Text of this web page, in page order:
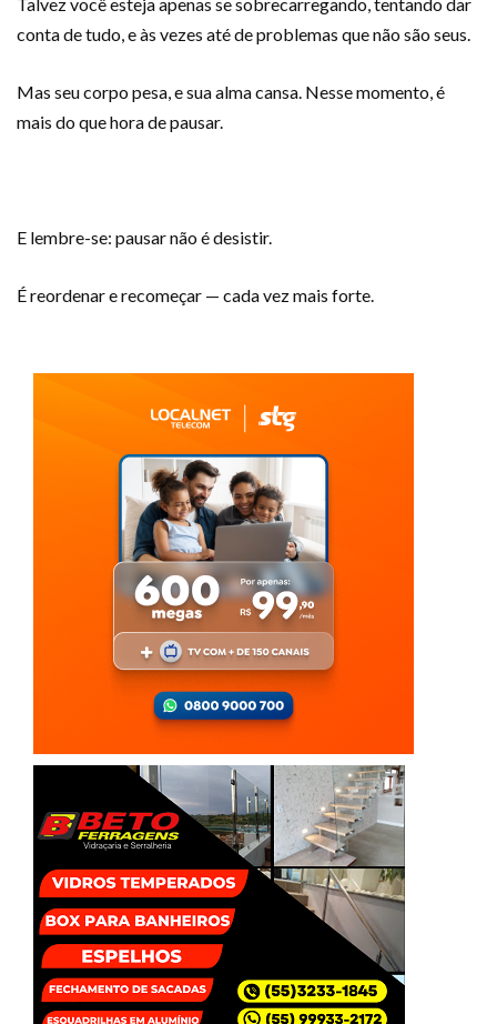
conta de tudo, e às vezes até de problemas que não são seus.
Mas seu corpo pesa, e sua alma cansa. Nesse momento, é
mais do que hora de pausar.
E lembre-se: pausar não é desistir.
É reordenar e recomeçar — cada vez mais forte.